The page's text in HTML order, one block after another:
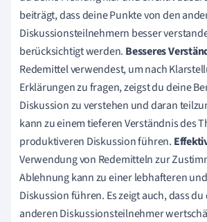
beiträgt, dass deine Punkte von den
Diskussionsteilnehmern besser
berücksichtigt werden. Besseres
Redemittel verwendest, um nach
Erklärungen zu fragen, zeigst du deine
Diskussion zu verstehen und daran
kann zu einem tieferen Verständnis des
produktiveren Diskussion führen.
Verwendung von Redemitteln zur
Ablehnung kann zu einer lebhafteren
Diskussion führen. Es zeigt auch, dass
anderen Diskussionsteilnehmer